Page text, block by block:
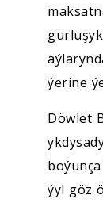
ýerine
Döwlet
ýyl göz